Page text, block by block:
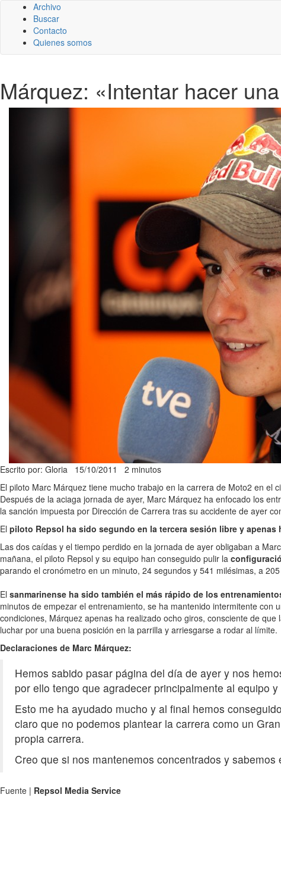
Archivo
Buscar
Contacto
Quienes somos
Márquez: «Intentar hacer
Escrito por: Gloria 15/10/2011 2 minutos
El piloto Marc Márquez tiene mucho trabajo en la carrera de Moto2 en el
Después de la aciaga jornada de ayer, Marc Márquez ha enfocado los
la sanción impuesta por Dirección de Carrera tras su accidente de ayer
El piloto Repsol ha sido segundo en la tercera sesión libre y
Las dos caídas y el tiempo perdido en la jornada de ayer obligaban a
mañana, el piloto Repsol y su equipo han conseguido pulir la
parando el cronómetro en un minuto, 24 segundos y 541 milésimas, a
El sanmarinense ha sido también el más rápido de los
minutos de empezar el entrenamiento, se ha mantenido intermitente
condiciones, Márquez apenas ha realizado ocho giros, consciente de
luchar por una buena posición en la parrilla y arriesgarse a rodar al límite.
Declaraciones de Marc Márquez:
Hemos sabido pasar página del día de ayer y nos
por ello tengo que agradecer principalmente al equipo
Esto me ha ayudado mucho y al final hemos
claro que no podemos plantear la carrera como un
propia carrera.
Creo que si nos mantenemos concentrados y
Fuente | Repsol Media Service